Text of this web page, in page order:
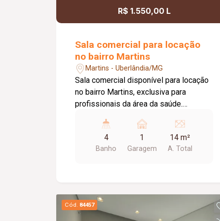
R$ 1.550,00 L
Sala comercial para locação
no bairro Martins
Martins - Uberlândia/MG
Sala comercial disponível para locação
no bairro Martins, exclusiva para
profissionais da área da saúde.
estruturado, o espaço oferece duas
recepções com recepcionista para
atendimento e direcionamento dos
aproximadamente 14 m², está situada
no pavimento superior e conta com ar-
4
Banho
1
Garagem
14 m²
A. Total
Cód. 84457